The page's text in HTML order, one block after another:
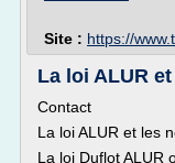
Site : https://
La loi ALUR
Contact
La loi ALUR et les
La loi Duflot ALUR